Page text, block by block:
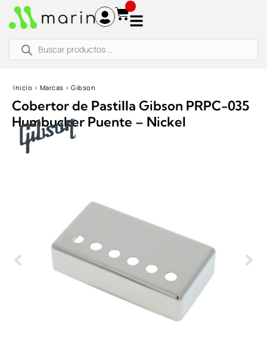
productos
Inicio › Marcas › Gibson
Cobertor de Pastilla Gibson PRPC-035
Humbucker Puente – Nickel